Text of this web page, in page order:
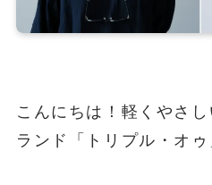
こんにちは！軽くやさ
ランド「トリプル・オゥ